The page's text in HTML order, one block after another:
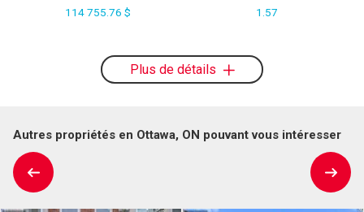
114 755.76 $ 1.57
Plus de détails
Autres propriétés en Ottawa, ON pouvant vous intéresser